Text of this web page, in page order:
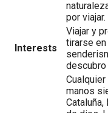
por viajar.
Interests
Viajar y
tirarse
descubro
manos